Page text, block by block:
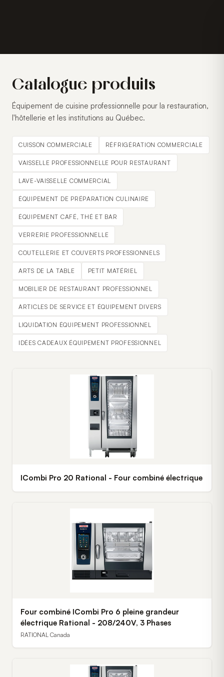
Catalogue produits
Équipement de cuisine professionnelle pour la restauration,
l'hôtellerie et les institutions au Québec.
CUISSON COMMERCIALE RÉFRIGÉRATION COMMERCIALE
VAISSELLE PROFESSIONNELLE POUR RESTAURANT
LAVE-VAISSELLE COMMERCIAL
ÉQUIPEMENT DE PRÉPARATION CULINAIRE
ÉQUIPEMENT CAFÉ, THÉ ET BAR
VERRERIE PROFESSIONNELLE
COUTELLERIE ET COUVERTS PROFESSIONNELS
ARTS DE LA TABLE PETIT MATÉRIEL
MOBILIER DE RESTAURANT PROFESSIONNEL
ARTICLES DE SERVICE ET ÉQUIPEMENT DIVERS
LIQUIDATION ÉQUIPEMENT PROFESSIONNEL
IDÉES CADEAUX ÉQUIPEMENT PROFESSIONNEL
ICombi Pro 20 Rational - Four combiné électrique
Four combiné ICombi Pro 6 pleine grandeur
électrique Rational - 208/240V, 3 Phases
RATIONAL Canada